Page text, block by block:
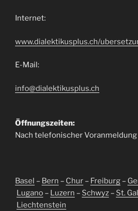
Internet:
www.dialektikusplus.ch/
E-Mail:
info@dialektikusplus.ch
Öffnungszeiten:
Nach telefonischer Voranmeldung
Basel – Bern – Chur – Freiburg –
Lugano – Luzern – Schwyz – St.
Liechtenstein